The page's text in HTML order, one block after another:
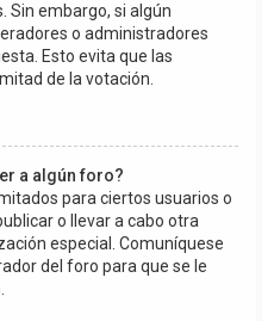
Sin embargo, si algún
o administradores
Esto evita que las
de la votación.
a algún foro?
para ciertos usuarios o
o llevar a cabo otra
especial. Comuníquese
del foro para que se le